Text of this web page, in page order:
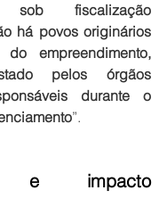
fiscalização
há povos originários
empreendimento,
pelos órgãos
durante o
”.
e impacto